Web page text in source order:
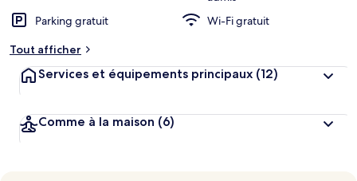
t
l
Parking gratuit
Wi-Fi gratuit
Tout afficher
Services et équipements principaux (12)
Comme à la maison (6)